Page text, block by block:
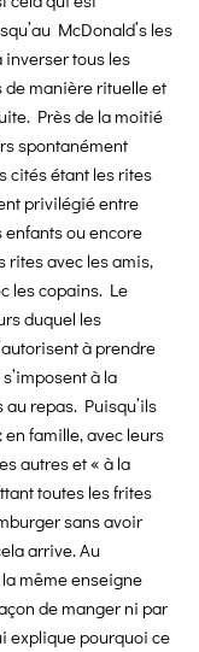
McDonald’s les
inverser tous les
manière rituelle et
Près de la moitié
spontanément
cités étant les rites
privilégié entre
ou encore
rites avec les amis,
les copains. Le
duquel les
à prendre
à la
repas. Puisqu’ils
famille, avec leurs
autres et « à la
toutes les frites
sans avoir
arrive. Au
la même enseigne
de manger ni par
explique pourquoi ce